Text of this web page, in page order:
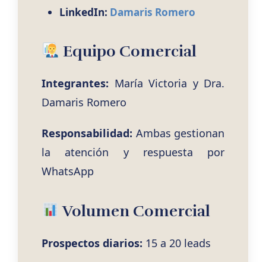
LinkedIn: Damaris Romero
Equipo Comercial
Integrantes: María Victoria y Dra.
Damaris Romero
Responsabilidad: Ambas gestionan
la atención y respuesta por
WhatsApp
Volumen Comercial
Prospectos diarios: 15 a 20 leads